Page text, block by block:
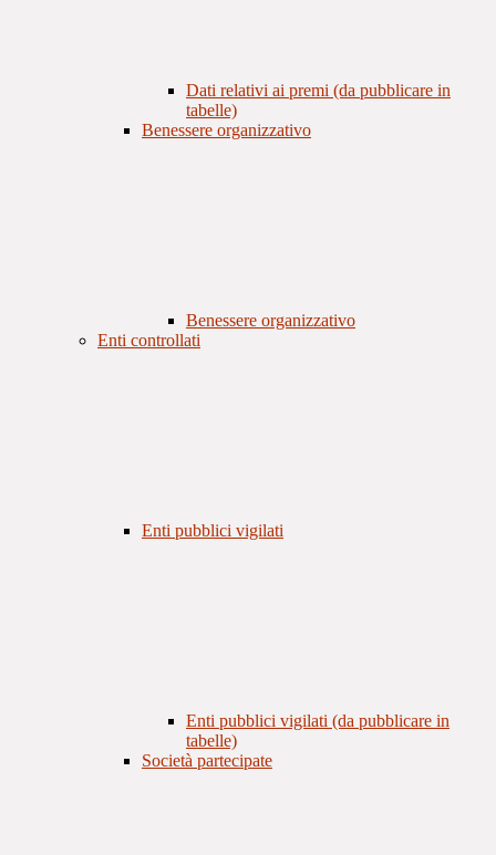
Dati relativi ai premi (da pubblicare in
tabelle)
Benessere organizzativo
Benessere organizzativo
Enti controllati
Enti pubblici vigilati
Enti pubblici vigilati (da pubblicare in
tabelle)
Società partecipate